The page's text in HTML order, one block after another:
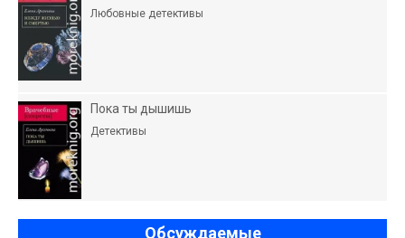
Любовные детективы
Пока ты дышишь
Детективы
Обсуждаемые